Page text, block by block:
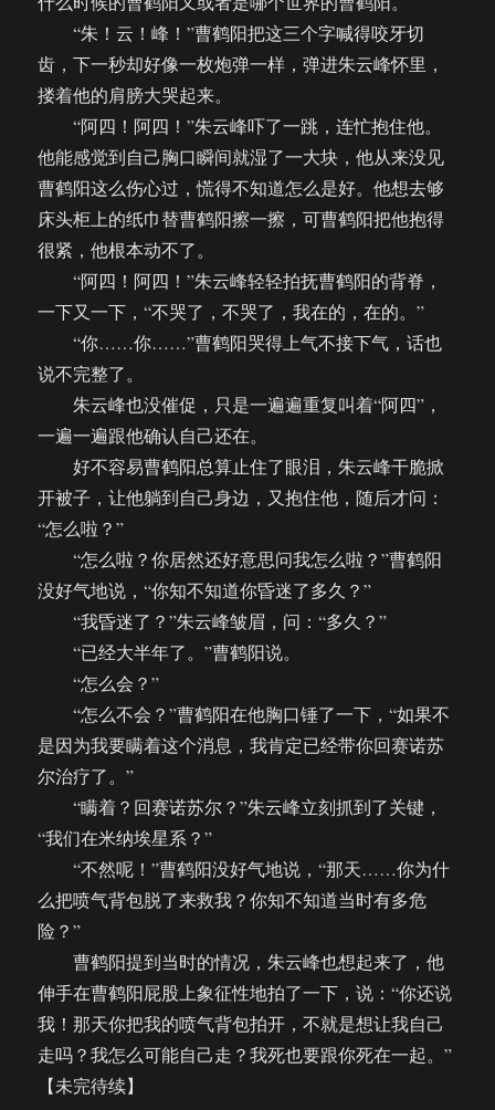
“朱！云！峰！”曹鹤阳把这三个字喊得咬牙切
齿，下一秒却好像一枚炮弹一样，弹进朱云峰怀里，
搂着他的肩膀大哭起来。
“阿四！阿四！”朱云峰吓了一跳，连忙抱住他。
他能感觉到自己胸口瞬间就湿了一大块，他从来没见
曹鹤阳这么伤心过，慌得不知道怎么是好。他想去够
床头柜上的纸巾替曹鹤阳擦一擦，可曹鹤阳把他抱得
很紧，他根本动不了。
“阿四！阿四！”朱云峰轻轻拍抚曹鹤阳的背脊，
一下又一下，“不哭了，不哭了，我在的，在的。”
“你……你……”曹鹤阳哭得上气不接下气，话也
说不完整了。
朱云峰也没催促，只是一遍遍重复叫着“阿四”，
一遍一遍跟他确认自己还在。
好不容易曹鹤阳总算止住了眼泪，朱云峰干脆掀
开被子，让他躺到自己身边，又抱住他，随后才问：
“怎么啦？”
“怎么啦？你居然还好意思问我怎么啦？”曹鹤阳
没好气地说，“你知不知道你昏迷了多久？”
“我昏迷了？”朱云峰皱眉，问：“多久？”
“已经大半年了。”曹鹤阳说。
“怎么会？”
“怎么不会？”曹鹤阳在他胸口锤了一下，“如果不
是因为我要瞒着这个消息，我肯定已经带你回赛诺苏
尔治疗了。”
“瞒着？回赛诺苏尔？”朱云峰立刻抓到了关键，
“我们在米纳埃星系？”
“不然呢！”曹鹤阳没好气地说，“那天……你为什
么把喷气背包脱了来救我？你知不知道当时有多危
险？”
曹鹤阳提到当时的情况，朱云峰也想起来了，他
伸手在曹鹤阳屁股上象征性地拍了一下，说：“你还说
我！那天你把我的喷气背包拍开，不就是想让我自己
走吗？我怎么可能自己走？我死也要跟你死在一起。”
【未完待续】